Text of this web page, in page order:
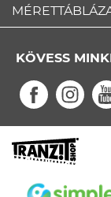
KÖVESS